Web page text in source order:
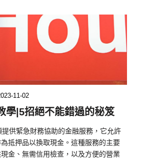
11-02
學|5招絕不能錯過的秘笈
供緊急財務協助的金融服務，它允許
抵押品以換取現金。這種服務的主要
金、無需信用檢查，以及方便的營業